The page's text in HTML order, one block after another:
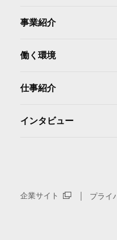
事業紹介
働く環境
仕事紹介
インタビュー
企業サイト プライ